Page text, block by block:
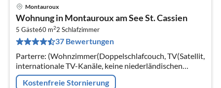
Montauroux
Wohnung in Montauroux am See St. Cassien
5 Gäste60 m22 Schlafzimmer
37 Bewertungen
Parterre: (Wohnzimmer(Doppelschlafcouch, TV(Satellit,
internationale TV-Kanäle, keine niederländischen
Fernsehsender), DVD-Spieler)
Kostenfreie Stornierung